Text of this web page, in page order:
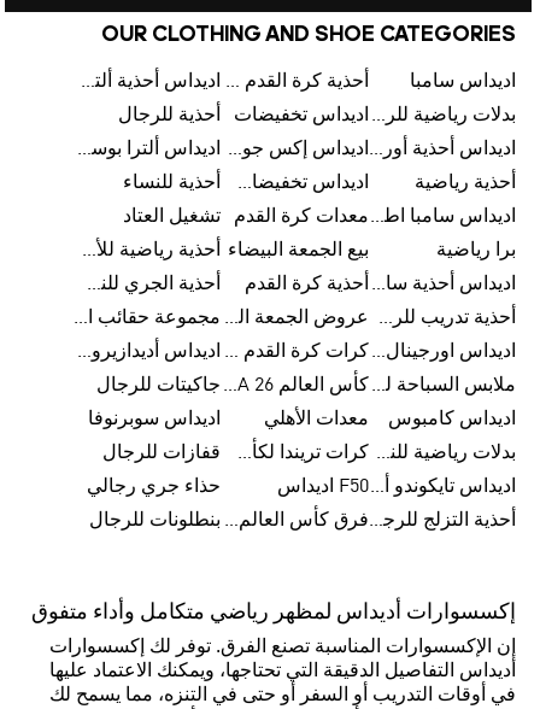
OUR CLOTHING AND SHOE CATEGORIES
اديداس سامبا أحذية كرة القدم للرجال
اديداس أحذية ألترا بوست للرجال
بدلات رياضية للرجال اديداس تخفيضات
أحذية للرجال
اديداس أحذية أورجينالز
اديداس إكس جود بيلينغهام
اديداس ألترا بوست
أحذية رياضية
اديداس تخفيضات للأطفال
أحذية للنساء
اديداس سامبا اطفالمعدات كرة القدم
تشغيل العتاد
برا رياضية
بيع الجمعة البيضاء
أحذية رياضية للأطفال
اديداس أحذية سامبا للنساء أحذية كرة القدم
أحذية الجري للنساء
أحذية تدريب للرجال
عروض الجمعة البيضاء للرجال
مجموعة حقائب الظهر
اديداس اورجينال ملابس
كرات كرة القدم للرجال
اديداس أديدازيرو معدات الجري
ملابس السباحة للرجال
كأس العالم FIFA 26™ جاكيتات للرجال
اديداس كامبوس
معدات الأهلي
اديداس سوبرنوفا
بدلات رياضية للنساء
كرات تريندا لكأس العالم FIFA 26™
قفازات للرجال
اديداس تايكوندو أورجنالزF50 اديداس
حذاء جري رجالي
أحذية التزلج للرجال
فرق كأس العالم FIFA 26™ بنطلونات للرجال
إكسسوارات أديداس لمظهر رياضي متكامل وأداء متفوق
إن الإكسسوارات المناسبة تصنع الفرق. توفر لك إكسسوارات
أديداس التفاصيل الدقيقة التي تحتاجها، ويمكنك الاعتماد عليها
في أوقات التدريب أو السفر أو حتى في التنزه، مما يسمح لك